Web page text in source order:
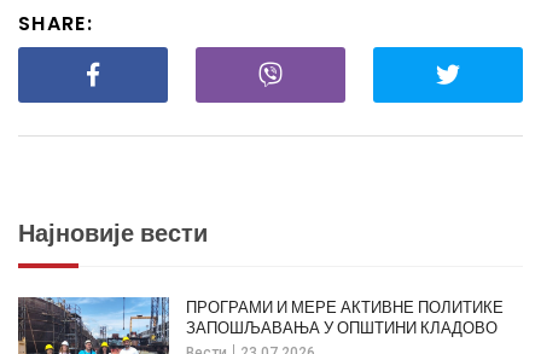
SHARE:
Најновије вести
ПРОГРАМИ И МЕРЕ АКТИВНЕ ПОЛИТИКЕ
ЗАПОШЉАВАЊА У ОПШТИНИ КЛАДОВО